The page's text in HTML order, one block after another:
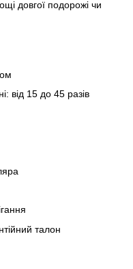
довгої подорожі чи
від 15 до 45 разів
талон